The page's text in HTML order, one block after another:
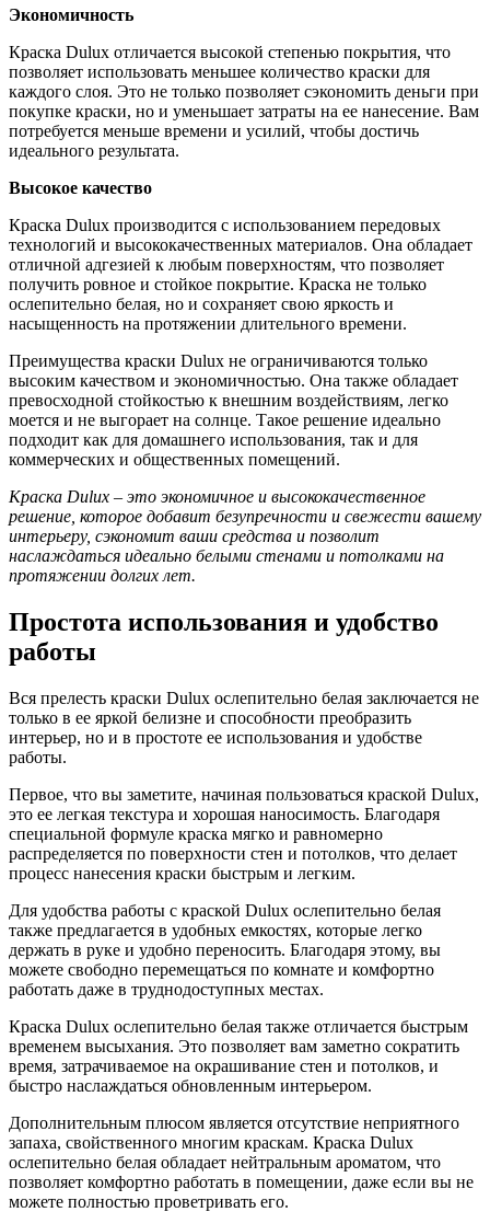
Экономичность
Краска Dulux отличается высокой степенью покрытия, что
позволяет использовать меньшее количество краски для
каждого слоя. Это не только позволяет сэкономить деньги при
покупке краски, но и уменьшает затраты на ее нанесение. Вам
потребуется меньше времени и усилий, чтобы достичь
идеального результата.
Высокое качество
Краска Dulux производится с использованием передовых
технологий и высококачественных материалов. Она обладает
отличной адгезией к любым поверхностям, что позволяет
получить ровное и стойкое покрытие. Краска не только
ослепительно белая, но и сохраняет свою яркость и
насыщенность на протяжении длительного времени.
Преимущества краски Dulux не ограничиваются только
высоким качеством и экономичностью. Она также обладает
превосходной стойкостью к внешним воздействиям, легко
моется и не выгорает на солнце. Такое решение идеально
подходит как для домашнего использования, так и для
коммерческих и общественных помещений.
Краска Dulux – это экономичное и высококачественное
решение, которое добавит безупречности и свежести вашему
интерьеру, сэкономит ваши средства и позволит
наслаждаться идеально белыми стенами и потолками на
протяжении долгих лет.
Простота использования и удобство
работы
Вся прелесть краски Dulux ослепительно белая заключается не
только в ее яркой белизне и способности преобразить
интерьер, но и в простоте ее использования и удобстве
работы.
Первое, что вы заметите, начиная пользоваться краской Dulux,
это ее легкая текстура и хорошая наносимость. Благодаря
специальной формуле краска мягко и равномерно
распределяется по поверхности стен и потолков, что делает
процесс нанесения краски быстрым и легким.
Для удобства работы с краской Dulux ослепительно белая
также предлагается в удобных емкостях, которые легко
держать в руке и удобно переносить. Благодаря этому, вы
можете свободно перемещаться по комнате и комфортно
работать даже в труднодоступных местах.
Краска Dulux ослепительно белая также отличается быстрым
временем высыхания. Это позволяет вам заметно сократить
время, затрачиваемое на окрашивание стен и потолков, и
быстро наслаждаться обновленным интерьером.
Дополнительным плюсом является отсутствие неприятного
запаха, свойственного многим краскам. Краска Dulux
ослепительно белая обладает нейтральным ароматом, что
позволяет комфортно работать в помещении, даже если вы не
можете полностью проветривать его.